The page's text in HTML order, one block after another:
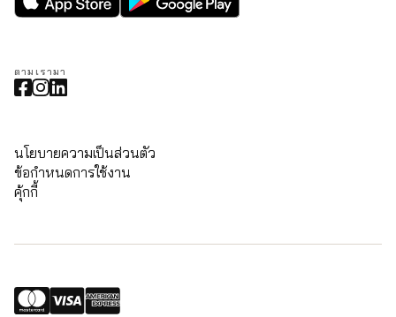
ตามเรามา
นโยบายความเป็นส่วนตัว
ข้อกำหนดการใช้งาน
คุ้กกี้